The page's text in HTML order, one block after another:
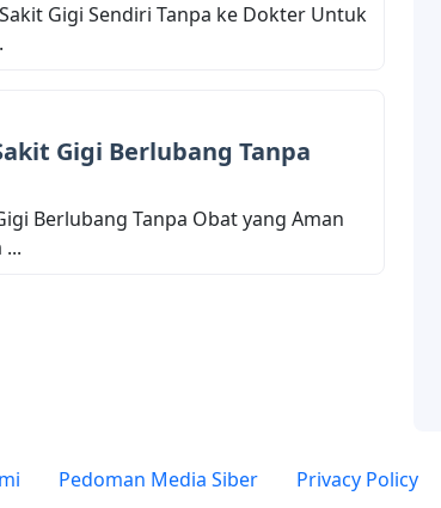
Gigi Sendiri Tanpa ke Dokter Untuk
Gigi Berlubang Tanpa
Berlubang Tanpa Obat yang Aman
Pedoman Media Siber Privacy Policy